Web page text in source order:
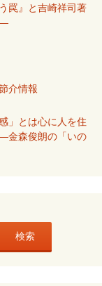
罠』と吉崎祥司著
―
介情報
」とは心に人を住
金森俊朗の「いの
検索